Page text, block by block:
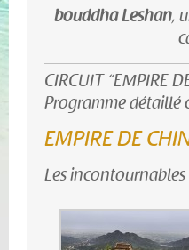
bouddha Leshan,
CIRCUIT “EMPIRE
Programme détaillé
EMPIRE DE
Les incontournables